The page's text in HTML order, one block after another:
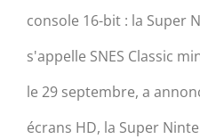
console 16-bit : la Super
s'appelle SNES Classic
le 29 septembre, a
écrans HD, la Super